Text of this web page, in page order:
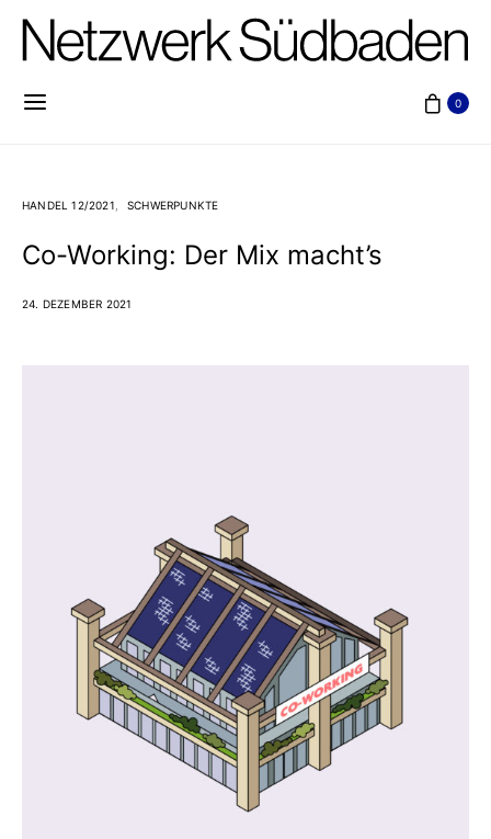
0
HANDEL 12/2021 SCHWERPUNKTE
Co-Working: Der Mix macht’s
24. DEZEMBER 2021